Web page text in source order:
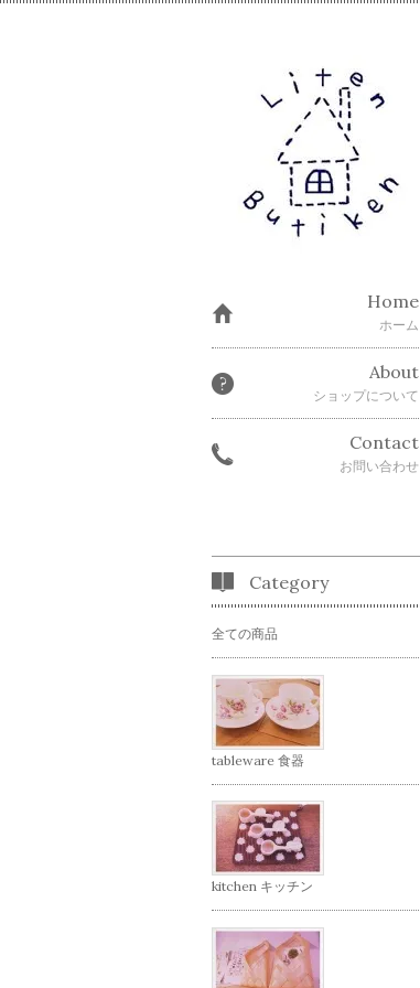
Home
ホーム
About
ショップについて
Contact
お問い合わせ
Category
全ての商品
tableware 食器
kitchen キッチン